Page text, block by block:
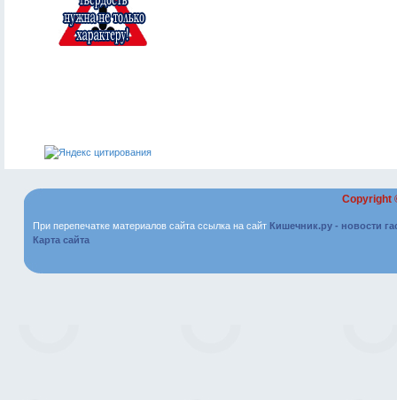
Copyright
При перепечатке материалов сайта ссылка на сайт Кишечник.ру - новости
Карта сайта